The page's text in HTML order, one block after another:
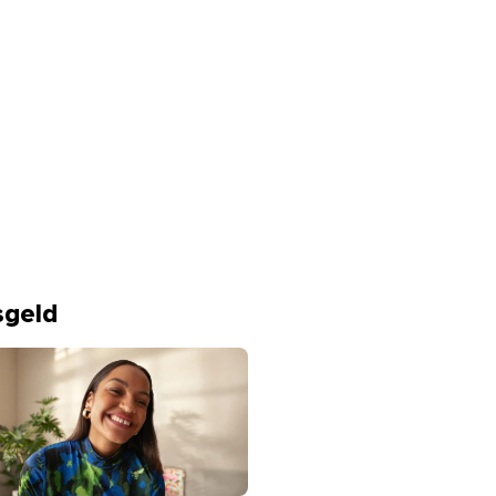
Frau in buntem Oberteil lacht breit in die Kamera